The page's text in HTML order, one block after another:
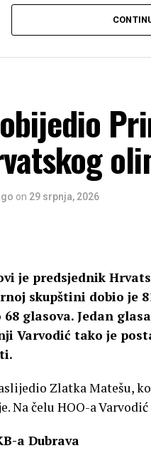
on 29 srpnja, 2026
je predsjednik
skupštini dobio je
glasova. Jedan
Varvodić tako je
Zlatka Matešu,
Na čelu HOO-a
a Dubrava